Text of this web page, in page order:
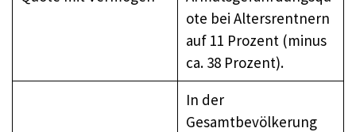
ote bei Altersrentnern
auf 11 Prozent (minus
ca. 38 Prozent).
In der
Gesamtbevölkerung